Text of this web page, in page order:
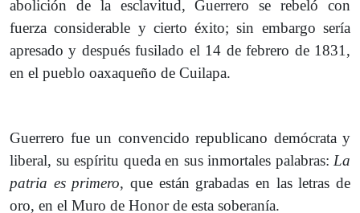
abolición de la esclavitud, Guerrero se rebeló con
fuerza considerable y cierto éxito; sin embargo sería
apresado y después fusilado el 14 de febrero de 1831,
en el pueblo oaxaqueño de Cuilapa.
Guerrero fue un convencido republicano demócrata y
liberal, su espíritu queda en sus inmortales palabras: La
patria es primero, que están grabadas en las letras de
oro, en el Muro de Honor de esta soberanía.